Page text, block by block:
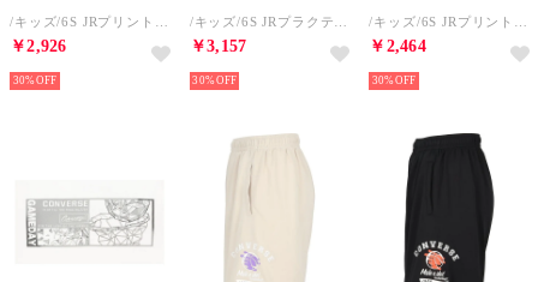
/キッズ/6S JRプリントTシャツ （ブラック/ホワイト）
￥2,926
30%
/キッズ/6S JRプラクティスパンツ(ポケット) （ブラック/ホワイト）
￥3,157
30%
/キッズ/6S JRプリントTシャツ （ブラック/レッド）
￥2,464
30%